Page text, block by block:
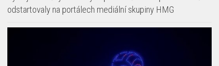
odstartovaly na portálech mediální skupiny HMG